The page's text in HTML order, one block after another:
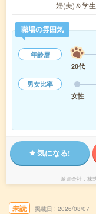
婦(夫)＆学
職場の雰囲気
年齢層
20代
男女比率
女性
気になる!
派遣会社 株
未読 掲載日 2026/08/07